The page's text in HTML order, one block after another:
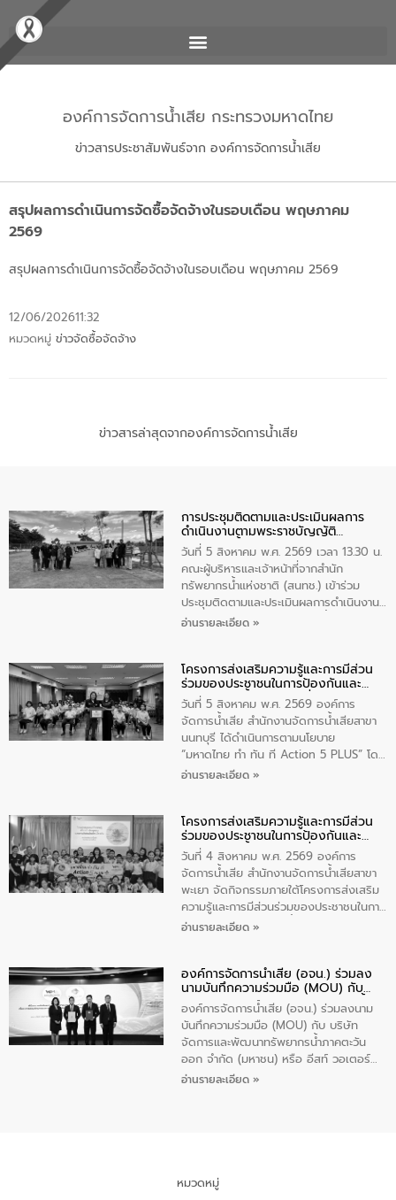
องค์การจัดการน้ำเสีย กระทรวงมหาดไทย
ข่าวสารประชาสัมพันธ์จาก องค์การจัดการน้ำเสีย
สรุปผลการดำเนินการจัดซื้อจัดจ้างในรอบเดือน พฤษภาคม
2569
สรุปผลการดำเนินการจัดซื้อจัดจ้างในรอบเดือน พฤษภาคม 2569
12/06/202611:32
หมวดหมู่ ข่าวจัดซื้อจัดจ้าง
ข่าวสารล่าสุดจากองค์การจัดการน้ำเสีย
การประชุมติดตามและประเมินผลการ
ดำเนินงานตามพระราชบัญญัติ
ทรัพยากรน้ำ พ.ศ. 2561 ประจำ
ปีงบประมาณ พ.ศ. 2569
วันที่ 5 สิงหาคม พ.ศ. 2569 เวลา 13.30 น.
คณะผู้บริหารและเจ้าหน้าที่จากสำนัก
ทรัพยากรน้ำแห่งชาติ (สนทช.) เข้าร่วม
ประชุมติดตามและประเมินผลการดำเนินงาน
ตามพระราชบัญญัติทรัพยากรน้ำ พ.ศ. 2561
วัดสิงห์ จังหวัดชัยนาท โดยมีนายแสงชัย
สุขชื่น นายกเทศมนตรีตำบลวัดสิงห์ คณะผู้
บริหารเทศบาลตำบลวัดสิงห์ ผู้นำชุมชน และ
ประชาชนในพื้นที่เทศบาลตำบลวัดสิงก์ที่มี
ส่วนได้ส่วนเสียในโครงก่อสร้างศูนย์บริหาร
จัดการคุณภาพน้ำเทศบาลตำบลวัดสิงห์
จังหวัดชัยนาท ให้การต้อนรับ
อ่านรายละเอียด »
โครงการส่งเสริมความรู้และการมีส่วน
ร่วมของประชาชนในการป้องกันและ
แก้ไขปัญหาน้ำเสียอย่างยั่งยืน
วันที่ 5 สิงหาคม พ.ศ. 2569 องค์การ
จัดการน้ำเสีย สำนักงานจัดการน้ำเสียสาขา
นนทบุรี ได้ดำเนินการตามนโยบาย
“มหาดไทย ทำ ทัน ที Action 5 PLUS” โดย
จัดโครงการส่งเสริมความรู้และการมีส่วน
“ชุมชนร่วมใจ น้ำใสยั่งยืน” ได้บรรยายให้
ความรู้เกี่ยวกับการจัดการน้ำเสียและการใช้
ถังดักไขมันให้แก่นักเรียนโรงเรียนวัดบ่อ
(นันทวิทยา) เทศบาลนครปากเกร็ด อำเภอ
ปากเกร็ด จังหวัดนนทบุรี จำนวน 30 คน
อ่านรายละเอียด »
โครงการส่งเสริมความรู้และการมีส่วน
ร่วมของประชาชนในการป้องกันและ
แก้ไขปัญหาน้ำเสียอย่างยั่งยืน
วันที่ 4 สิงหาคม พ.ศ. 2569 องค์การ
จัดการน้ำเสีย สำนักงานจัดการน้ำเสียสาขา
พะเยา จัดกิจกรรมภายใต้โครงการส่งเสริม
ความรู้และการมีส่วนร่วมของประชาชนในการ
ป้องกันและแก้ไขปัญหาน้ำเสียอย่างยั่งยืน
ชุมชนและการบำบัดน้ำเสียเบื้องต้น ให้กับ
นักเรียนชั้นประถมศึกษาปีที่ 5 โรงเรียน
เทศบาล 1 (พะเยาประชานุกูล) จำนวน 30
คน
อ่านรายละเอียด »
องค์การจัดการน้ำเสีย (อจน.) ร่วมลง
นามบันทึกความร่วมมือ (MOU) กับ
บริษัท จัดการและพัฒนาทรัพยากรน้ำ
ภาคตะวันออก จำกัด (มหาชน) หรือ อีส
ท์ วอเตอร์
องค์การจัดการน้ำเสีย (อจน.) ร่วมลงนาม
บันทึกความร่วมมือ (MOU) กับ บริษัท
จัดการและพัฒนาทรัพยากรน้ำภาคตะวัน
ออก จำกัด (มหาชน) หรือ อีสท์ วอเตอร์
เมื่อวันอังคารที่ 4 สิงหาคม 2569 ณ ห้อง
ด้านน้ำของประเทศ และเตรียมความพร้อม
รองรับการเติบโตของเมือง รวมถึงการ
อ่านรายละเอียด »
หมวดหมู่